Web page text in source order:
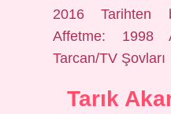
2016 Tarihten
Affetme: 1998
Tarcan/TV Şovları
Tarık